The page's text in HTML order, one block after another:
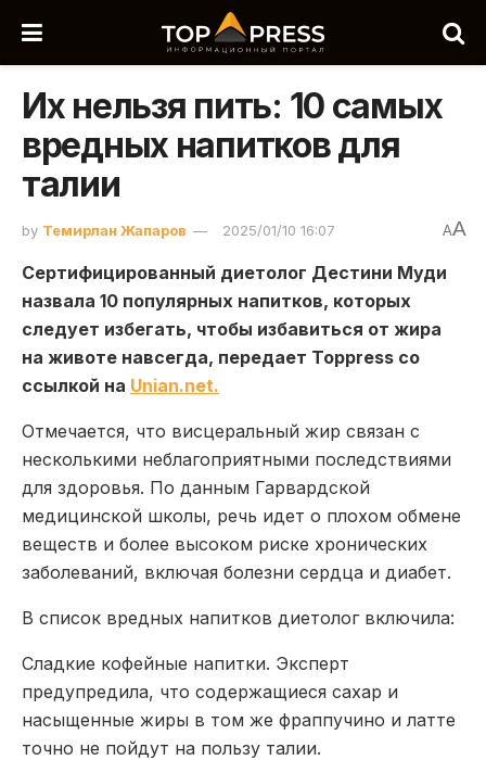
Их нельзя пить: 10 самых
вредных напитков для
талии
by Темирлан Жапаров 2025/01/10 16:07 AA
Сертифицированный диетолог Дестини Муди
назвала 10 популярных напитков, которых
следует избегать, чтобы избавиться от жира
на животе навсегда, передает Toppress со
ссылкой на Unian.net.
Отмечается, что висцеральный жир связан с
несколькими неблагоприятными последствиями
для здоровья. По данным Гарвардской
медицинской школы, речь идет о плохом обмене
веществ и более высоком риске хронических
заболеваний, включая болезни сердца и диабет.
В список вредных напитков диетолог включила:
Сладкие кофейные напитки. Эксперт
предупредила, что содержащиеся сахар и
насыщенные жиры в том же фраппучино и латте
точно не пойдут на пользу талии.